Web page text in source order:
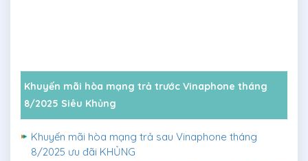
Khuyến mãi hòa mạng trả trước Vinaphone tháng
8/2025 Siêu Khủng
Khuyến mãi hòa mạng trả sau Vinaphone tháng
8/2025 ưu đãi KHỦNG